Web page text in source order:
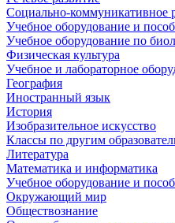
Социально-коммуникативное
Учебное оборудование и
Учебное оборудование по
Физическая культура
Учебное и лабораторное
География
Иностранный язык
История
Изобразительное искусство
Классы по другим
Литература
Математика и информатика
Учебное оборудование и
Окружающий мир
Обществознание